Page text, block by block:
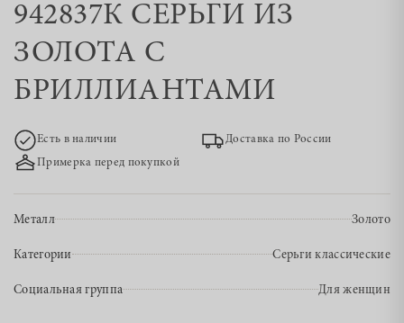
942837К СЕРЬГИ ИЗ
ЗОЛОТА С
БРИЛЛИАНТАМИ
Есть в наличии
Доставка по России
Примерка перед покупкой
Металл Золото
Категории Серьги классические
Социальная группа Для женщин